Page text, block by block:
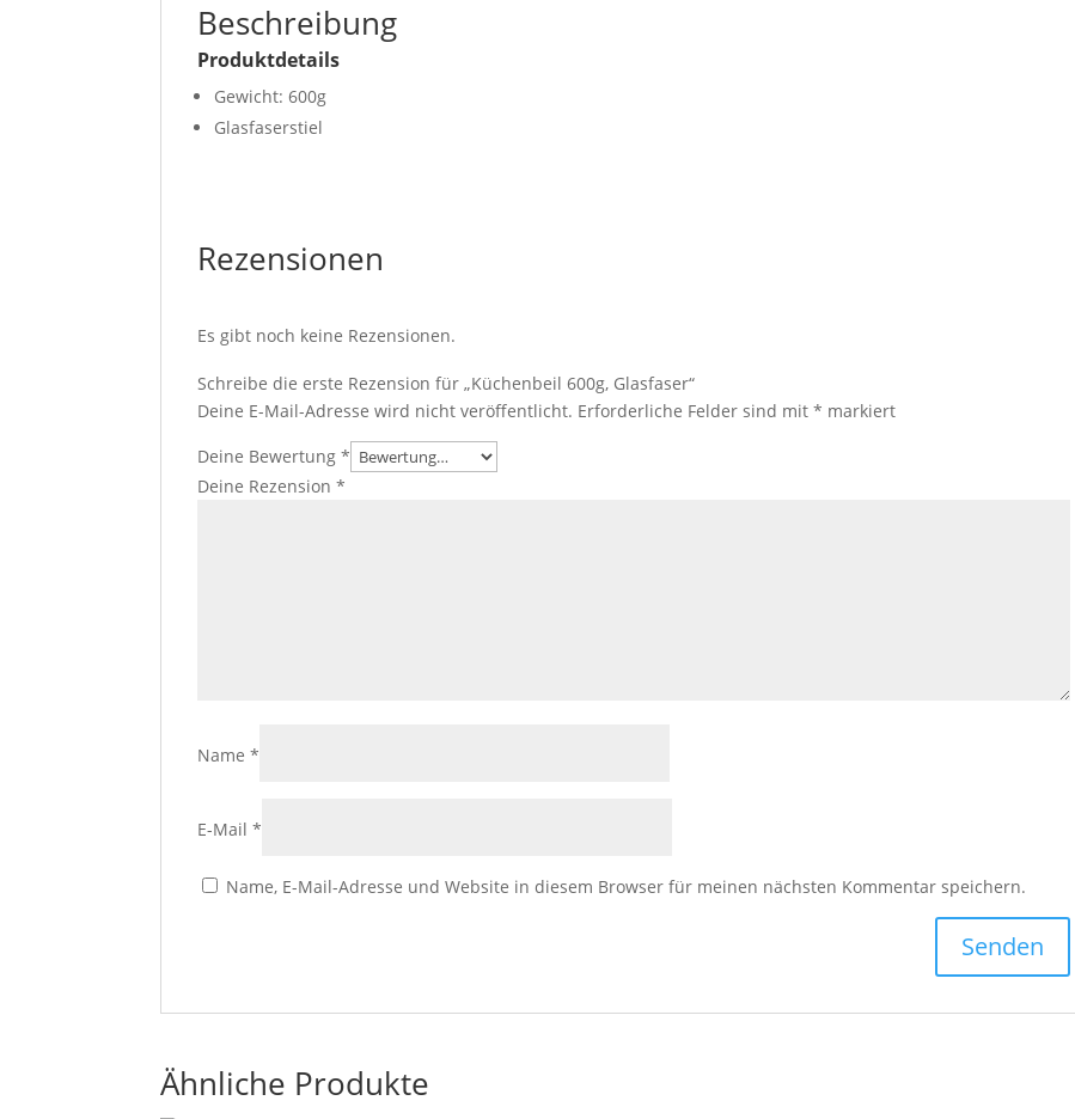
Beschreibung
Produktdetails
Gewicht: 600g
Glasfaserstiel
Rezensionen
Es gibt noch keine Rezensionen.
Schreibe die erste Rezension für „Küchenbeil 600g, Glasfaser“
Deine E-Mail-Adresse wird nicht veröffentlicht. Erforderliche Felder sind mit* markiert
Deine Bewertung*
Deine Rezension*
Name*
E-Mail*
Name, E-Mail-Adresse und Website in diesem Browser für meinen nächsten Kommentar speichern.
Ähnliche Produkte